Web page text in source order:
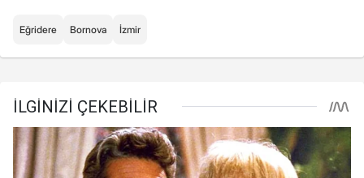
Eğridere Bornova İzmir